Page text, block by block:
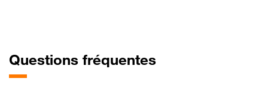
Questions fréquentes